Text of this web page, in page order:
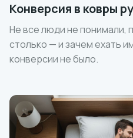
Конверсия в ковры
Не все люди не понимали,
столько — и зачем ехать
конверсии не было.